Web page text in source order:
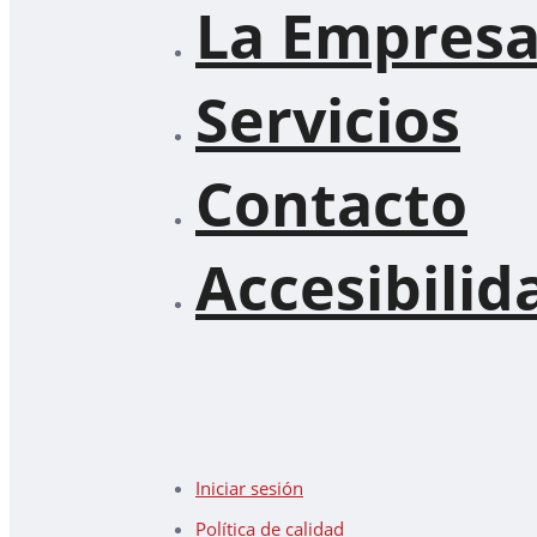
La
Servicios
Contacto
Iniciar sesión
Política de calidad